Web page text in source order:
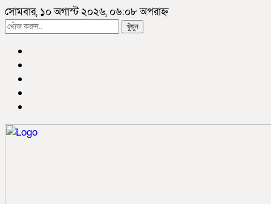
সোমবার, ১০ অগাস্ট ২০২৬, ০৬:০৮ অপরাহ্ন
খুঁজুন